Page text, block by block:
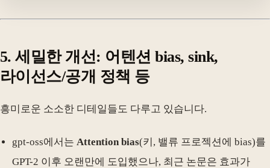
5. 세밀한 개선: 어텐션 bias, sink,
라이선스/공개 정책 등
흥미로운 소소한 디테일들도 다루고 있습니다.
gpt-oss에서는 Attention bias(키, 밸류 프로젝션에 bias)를
GPT-2 이후 오랜만에 도입했으나, 최근 논문은 효과가